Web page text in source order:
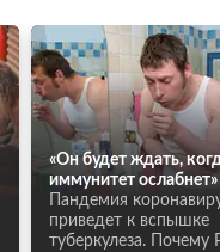
«Он будет ждать,
иммунитет ослабнет»
Пандемия
приведет к вспышке
туберкулеза. Почему